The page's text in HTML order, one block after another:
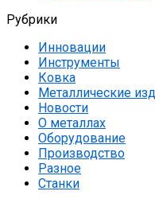
Рубрики
Инновации
Инструменты
Ковка
Металлические
Новости
О металлах
Оборудование
Производство
Разное
Станки